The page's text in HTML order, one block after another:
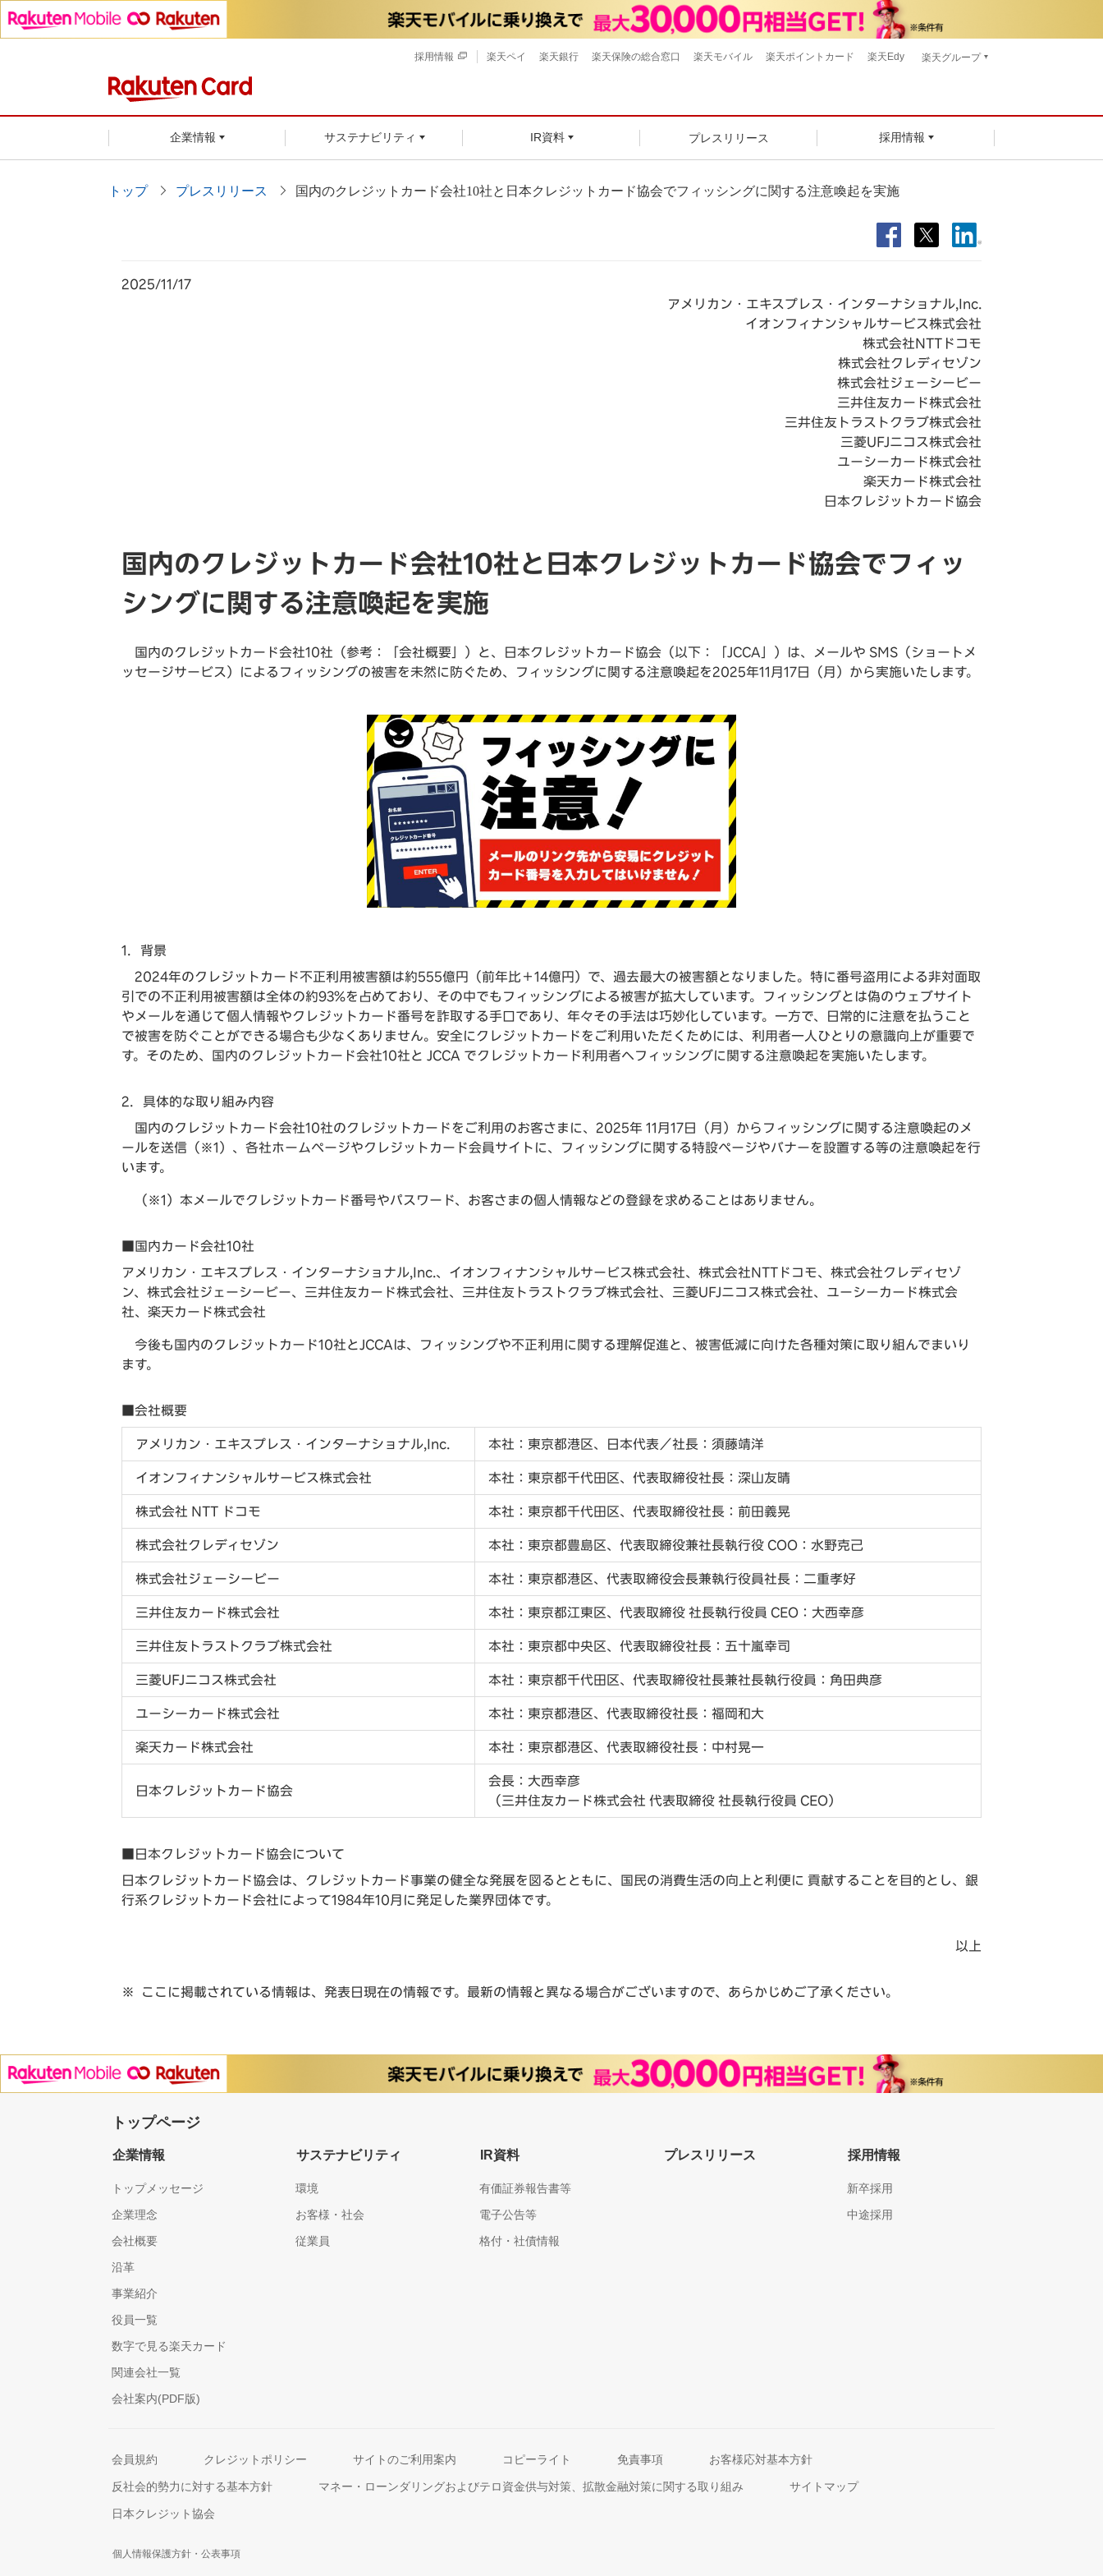
採用情報 楽天ペイ 楽天銀行 楽天保険の総合窓口 楽天モバイル 楽天ポイントカード 楽天Edy 楽天グループ
企業情報 サステナビリティ IR資料 プレスリリース 採用情報
トップ プレスリリース 国内のクレジットカード会社10社と日本クレジットカード協会でフィッシングに関する注意喚起を実施
2025/11/17
アメリカン・エキスプレス・インターナショナル,Inc.
イオンフィナンシャルサービス株式会社
株式会社NTTドコモ
株式会社クレディセゾン
株式会社ジェーシービー
三井住友カード株式会社
三井住友トラストクラブ株式会社
三菱UFJニコス株式会社
ユーシーカード株式会社
楽天カード株式会社
日本クレジットカード協会
国内のクレジットカード会社10社と日本クレジットカード協会でフィッ
シングに関する注意喚起を実施
国内のクレジットカード会社10社（参考：「会社概要」）と、日本クレジットカード協会（以下：「JCCA」）は、メールや SMS（ショートメ
ッセージサービス）によるフィッシングの被害を未然に防ぐため、フィッシングに関する注意喚起を2025年11月17日（月）から実施いたします。
1．背景
2024年のクレジットカード不正利用被害額は約555億円（前年比＋14億円）で、過去最大の被害額となりました。特に番号盗用による非対面取
引での不正利用被害額は全体の約93%を占めており、その中でもフィッシングによる被害が拡大しています。フィッシングとは偽のウェブサイト
やメールを通じて個人情報やクレジットカード番号を詐取する手口であり、年々その手法は巧妙化しています。一方で、日常的に注意を払うこと
で被害を防ぐことができる場合も少なくありません。安全にクレジットカードをご利用いただくためには、利用者一人ひとりの意識向上が重要で
す。そのため、国内のクレジットカード会社10社と JCCA でクレジットカード利用者へフィッシングに関する注意喚起を実施いたします。
2．具体的な取り組み内容
国内のクレジットカード会社10社のクレジットカードをご利用のお客さまに、2025年 11月17日（月）からフィッシングに関する注意喚起のメ
ールを送信（※1）、各社ホームページやクレジットカード会員サイトに、フィッシングに関する特設ページやバナーを設置する等の注意喚起を行
います。
（※1）本メールでクレジットカード番号やパスワード、お客さまの個人情報などの登録を求めることはありません。
■国内カード会社10社
アメリカン・エキスプレス・インターナショナル,Inc.、イオンフィナンシャルサービス株式会社、株式会社NTTドコモ、株式会社クレディセゾ
ン、株式会社ジェーシービー、三井住友カード株式会社、三井住友トラストクラブ株式会社、三菱UFJニコス株式会社、ユーシーカード株式会
社、楽天カード株式会社
今後も国内のクレジットカード10社とJCCAは、フィッシングや不正利用に関する理解促進と、被害低減に向けた各種対策に取り組んでまいり
ます。
■会社概要
アメリカン・エキスプレス・インターナショナル,Inc. 本社：東京都港区、日本代表／社長：須藤靖洋
イオンフィナンシャルサービス株式会社 本社：東京都千代田区、代表取締役社長：深山友晴
株式会社 NTT ドコモ 本社：東京都千代田区、代表取締役社長：前田義晃
株式会社クレディセゾン 本社：東京都豊島区、代表取締役兼社長執行役 COO：水野克己
株式会社ジェーシービー 本社：東京都港区、代表取締役会長兼執行役員社長：二重孝好
三井住友カード株式会社 本社：東京都江東区、代表取締役 社長執行役員 CEO：大西幸彦
三井住友トラストクラブ株式会社 本社：東京都中央区、代表取締役社長：五十嵐幸司
三菱UFJニコス株式会社 本社：東京都千代田区、代表取締役社長兼社長執行役員：角田典彦
ユーシーカード株式会社 本社：東京都港区、代表取締役社長：福岡和大
楽天カード株式会社 本社：東京都港区、代表取締役社長：中村晃一
日本クレジットカード協会
会長：大西幸彦
（三井住友カード株式会社 代表取締役 社長執行役員 CEO）
■日本クレジットカード協会について
日本クレジットカード協会は、クレジットカード事業の健全な発展を図るとともに、国民の消費生活の向上と利便に 貢献することを目的とし、銀
行系クレジットカード会社によって1984年10月に発足した業界団体です。
以上
ここに掲載されている情報は、発表日現在の情報です。最新の情報と異なる場合がございますので、あらかじめご了承ください。
トップページ
企業情報
トップメッセージ
企業理念
会社概要
沿革
事業紹介
役員一覧
数字で見る楽天カード
関連会社一覧
会社案内(PDF版)
サステナビリティ
環境
お客様・社会
従業員
IR資料
有価証券報告書等
電子公告等
格付・社債情報
プレスリリース 採用情報
新卒採用
中途採用
会員規約 クレジットポリシー サイトのご利用案内 コピーライト 免責事項 お客様応対基本方針
反社会的勢力に対する基本方針 マネー・ローンダリングおよびテロ資金供与対策、拡散金融対策に関する取り組み サイトマップ
日本クレジット協会
個人情報保護方針・公表事項